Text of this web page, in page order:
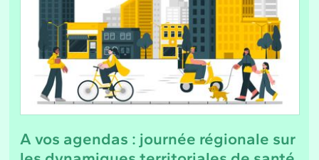
A vos agendas : journée régionale sur